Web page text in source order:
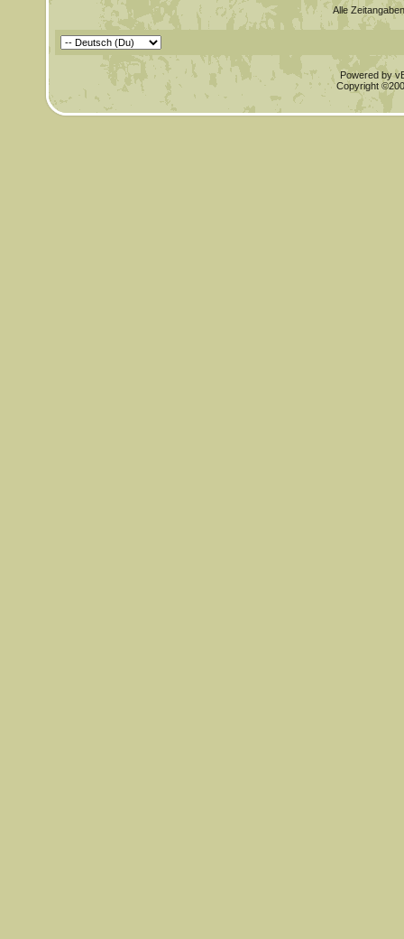
Alle
Powered by
Copyright